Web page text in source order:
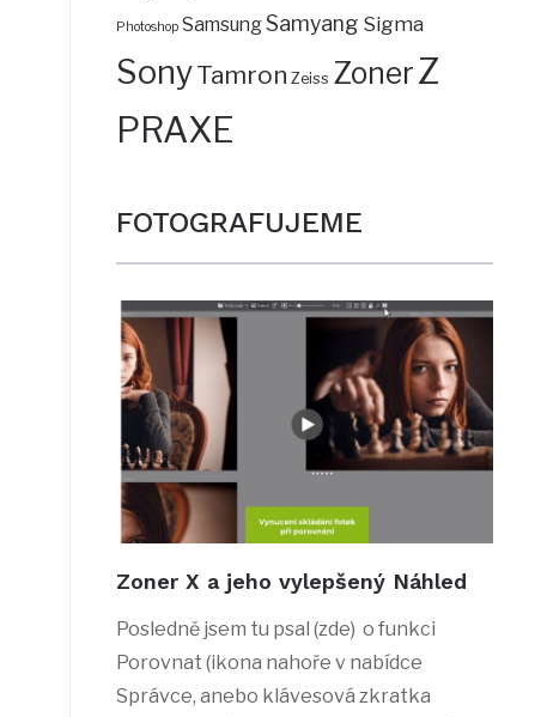
Photoshop SamsungSamyang Sigma
SonyTamron Zeiss ZonerZ
PRAXE
FOTOGRAFUJEME
Zoner X a jeho vylepšený Náhled
Posledně jsem tu psal (zde) o funkci
Porovnat (ikona nahoře v nabídce
Správce, anebo klávesová zkratka